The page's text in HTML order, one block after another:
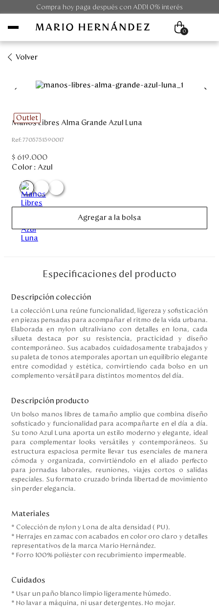
Compra hoy paga después con ADDI 0% interés
Unisex
Outlet
Disney
Servicio al cliente
Nuestras Tiendas
Colombia
USA
Venezuela
0
Volver
Outlet
Manos Libres Alma Grande Azul Luna
:7705751590017
$ 619.000
Color : Azul
Agregar a la bolsa
Especificaciones del producto
Descripción colección
La colección Luna reúne funcionalidad, ligereza y sofisticación
en piezas pensadas para acompañar el ritmo de la vida urbana.
Elaborada en nylon ultraliviano con detalles en lona, cada
silueta destaca por su resistencia, practicidad y diseño
contemporáneo. Sus acabados cuidadosamente trabajados y
su paleta de tonos atemporales aportan un equilibrio elegante
entre comodidad y estética, convirtiendo cada bolso en un
complemento versátil para distintos momentos del día.
Descripción producto
Un bolso manos libres de tamaño amplio que combina diseño
sofisticado y funcionalidad para acompañarte en el día a día.
Su tono Azul Luna aporta un estilo moderno y elegante, ideal
para complementar looks versátiles y contemporáneos. Su
estructura espaciosa permite llevar tus esenciales de manera
cómoda y organizada, convirtiéndolo en el aliado perfecto
para jornadas laborales, reuniones, viajes cortos o salidas
especiales. Su formato cruzado brinda libertad de movimiento
sin perder elegancia.
Materiales
* Colección de nylon y Lona de alta densidad ( PU).
* Herrajes en zamac con acabados en color oro claro y detalles
representativos de la marca Mario Hernández.
* Forro 100% poliéster con recubrimiento impermeable.
Cuidados
* Usar un paño blanco limpio ligeramente húmedo.
* No lavar a máquina, ni usar detergentes. No mojar.